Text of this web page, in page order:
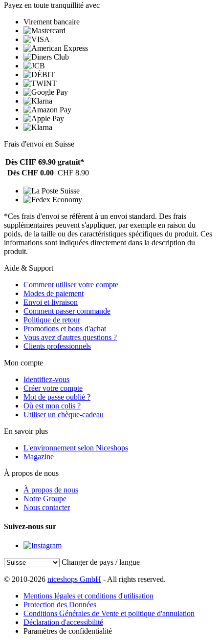
Payez en toute tranquillité avec
Virement bancaire
Frais d'envoi en Suisse
Dès CHF 69.90 gratuit*
Dès CHF 0.00 CHF 8.90
*Ces frais d'envoi se réfèrent à un envoi standard. Des frais
supplémentaires peuvent s'appliquer, par exemple en raison du
poids, de la taille ou des caractéristiques spécifiques du produit. Ces
informations sont indiquées directement dans la description du
produit.
Aide & Support
Comment utiliser votre compte
Modes de paiement
Envoi et livraison
Comment passer commande
Politique de retour
Promotions et bons d'achat
Vous avez d'autres questions ?
Clients professionnels
Mon compte
Identifiez-vous
Créer votre compte
Mot de passe oublié ?
Où est mon colis ?
Utiliser un chèque-cadeau
En savoir plus
L'environnement selon Niceshops
Magazine
À propos de nous
À propos de nous
Notre Groupe
Nous contacter
Suivez-nous sur
Changer de pays / langue
© 2010-2026 niceshops GmbH - All rights reserved.
Mentions légales et conditions d'utilisation
Protection des Données
Conditions Générales de Vente et politique d'annulation
Déclaration d'accessibilité
Paramètres de confidentialité